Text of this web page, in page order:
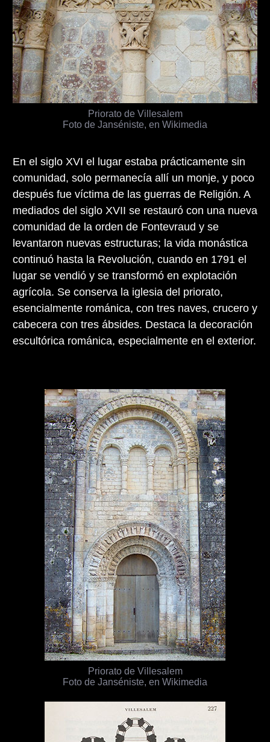
En el siglo XVI el lugar estaba prácticamente sin
comunidad, solo permanecía allí un monje, y poco
después fue víctima de las guerras de Religión. A
mediados del siglo XVII se restauró con una nueva
comunidad de la orden de Fontevraud y se
levantaron nuevas estructuras; la vida monástica
continuó hasta la Revolución, cuando en 1791 el
lugar se vendió y se transformó en explotación
agrícola. Se conserva la iglesia del priorato,
esencialmente románica, con tres naves, crucero y
cabecera con tres ábsides. Destaca la decoración
escultórica románica, especialmente en el exterior.
Priorato de Villesalem
Foto de Janséniste, en Wikimedia
Priorato de Villesalem
Foto de Janséniste, en Wikimedia